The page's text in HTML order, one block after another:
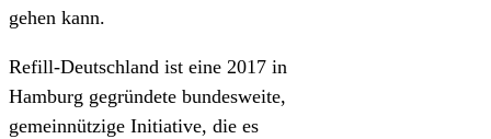
gehen kann.
Refill-Deutschland ist eine 2017 in
Hamburg gegründete bundesweite,
gemeinnützige Initiative, die es